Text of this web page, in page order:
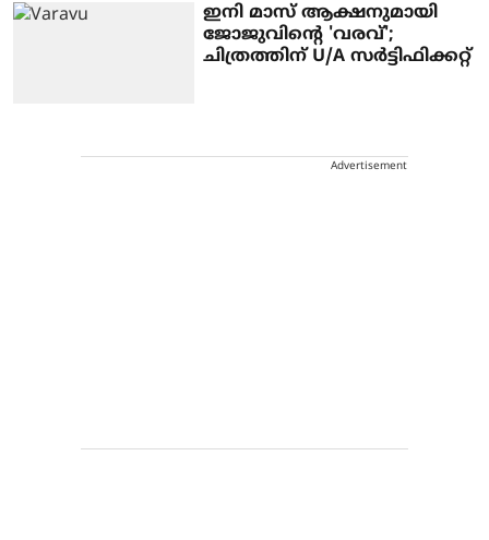
ഇനി മാസ് ആക്ഷനുമായി
ജോജുവിന്റെ 'വരവ്';
ചിത്രത്തിന് U/A സര്‍ട്ടിഫിക്കറ്റ്‌
Advertisement